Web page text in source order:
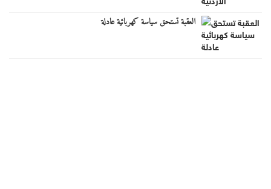
العقبة تستحق سياسة كهربائية عادلة